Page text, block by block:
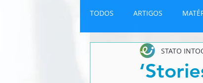
TODOS ARTIGOS
INFOGRÁFICO STATO